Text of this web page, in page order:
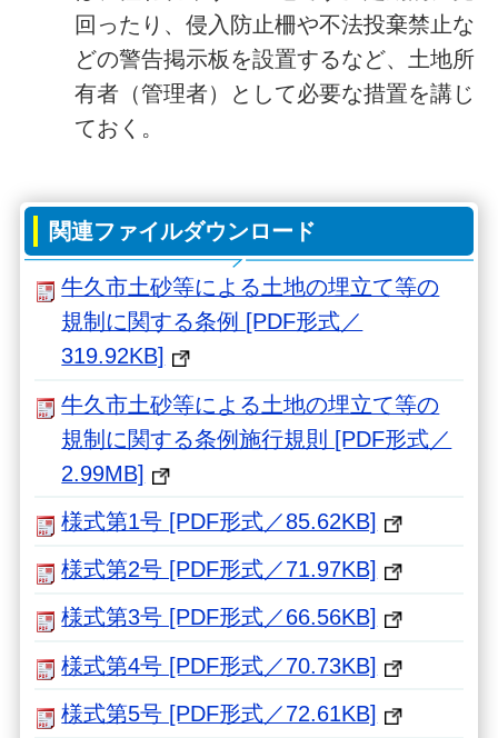
回ったり、侵入防止柵や不法投棄禁止な
どの警告掲示板を設置するなど、土地所
有者（管理者）として必要な措置を講じ
ておく。
関連ファイルダウンロード
牛久市土砂等による土地の埋立て等の
規制に関する条例 [PDF形式／
319.92KB]
牛久市土砂等による土地の埋立て等の
規制に関する条例施行規則 [PDF形式／
2.99MB]
様式第1号 [PDF形式／85.62KB]
様式第2号 [PDF形式／71.97KB]
様式第3号 [PDF形式／66.56KB]
様式第4号 [PDF形式／70.73KB]
様式第5号 [PDF形式／72.61KB]